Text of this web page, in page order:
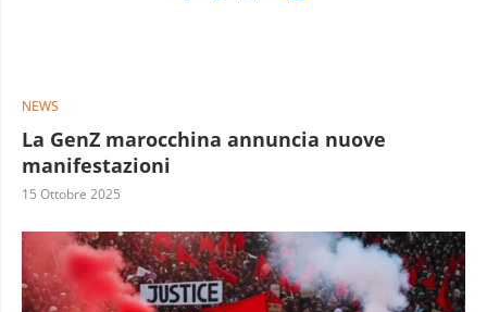
NEWS
La GenZ marocchina annuncia nuove
manifestazioni
15 Ottobre 2025